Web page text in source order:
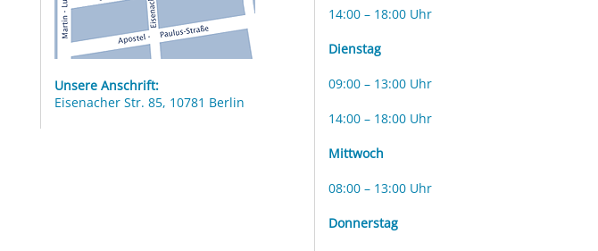
Unsere Anschrift:
Eisenacher Str. 85, 10781 Berlin
14:00 – 18:00 Uhr
Dienstag
09:00 – 13:00 Uhr
14:00 – 18:00 Uhr
Mittwoch
08:00 – 13:00 Uhr
Donnerstag